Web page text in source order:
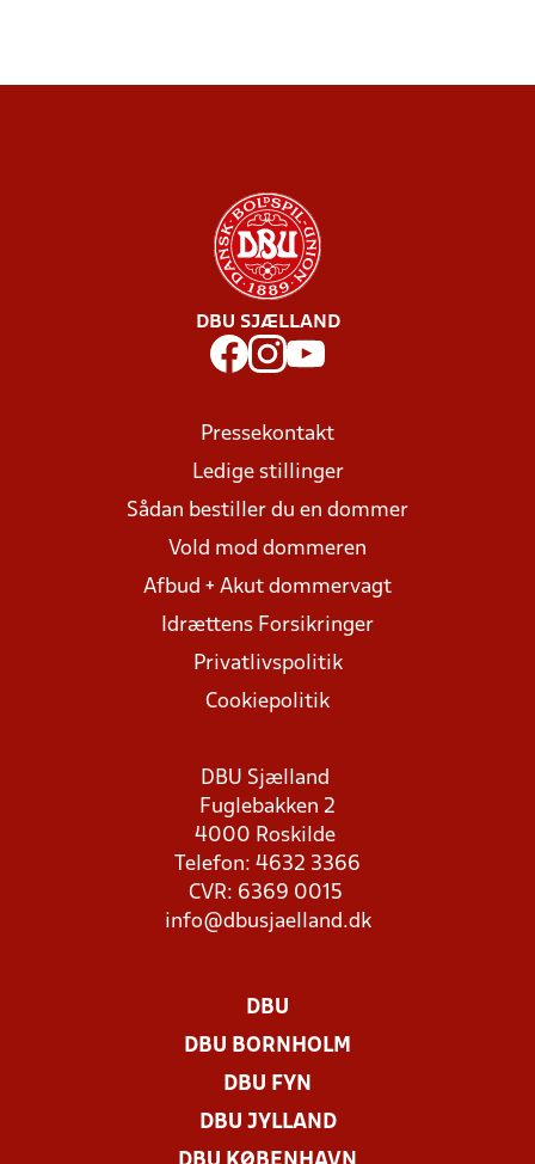
DBU SJÆLLAND
Pressekontakt
Ledige stillinger
Sådan bestiller du en dommer
Vold mod dommeren
Afbud + Akut dommervagt
Idrættens Forsikringer
Privatlivspolitik
Cookiepolitik
DBU Sjælland
Fuglebakken 2
4000 Roskilde
Telefon: 4632 3366
CVR: 6369 0015
info@dbusjaelland.dk
DBU
DBU BORNHOLM
DBU FYN
DBU JYLLAND